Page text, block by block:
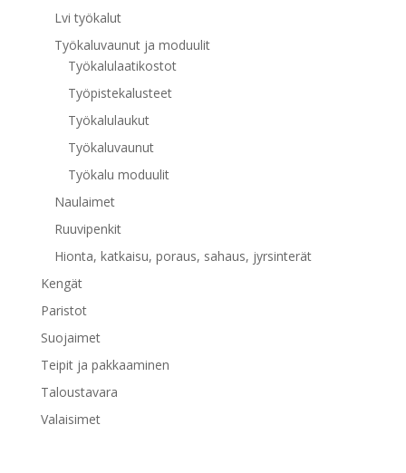
Lvi työkalut
Työkaluvaunut ja moduulit
Työkalulaatikostot
Työpistekalusteet
Työkalulaukut
Työkaluvaunut
Työkalu moduulit
Naulaimet
Ruuvipenkit
Hionta, katkaisu, poraus, sahaus, jyrsinterät
Kengät
Paristot
Suojaimet
Teipit ja pakkaaminen
Taloustavara
Valaisimet